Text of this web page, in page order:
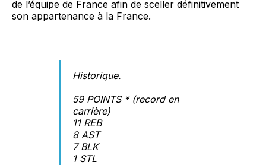
de l’équipe de France afin de sceller définitivement
son appartenance à la France.
Historique.
59 POINTS * (record en
carrière)
11 REB
8 AST
7 BLK
1 STL